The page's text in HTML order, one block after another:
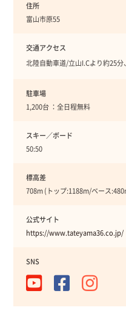
住所
富山市原55
交通アクセス
北陸自動車道/立山I.Cより約25
駐車場
1,200台 ：全日程無料
スキー／ボード
50:50
標高差
708m (トップ:1188m/ベース
公式サイト
https://www.tateyama36.co.jp/
SNS